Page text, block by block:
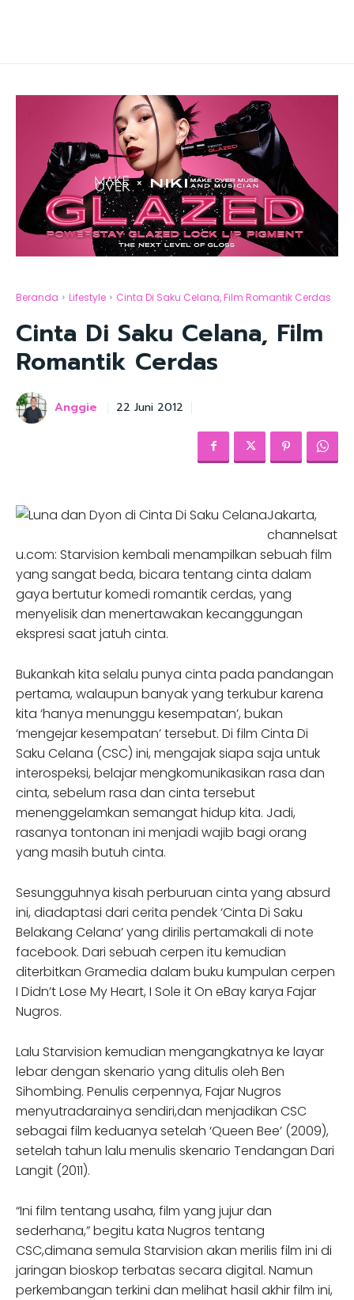
Beranda Lifestyle Cinta Di Saku Celana, Film Romantik Cerdas
Cinta Di Saku Celana, Film
Romantik Cerdas
Anggie 22 Juni 2012
Jakarta,
channelsat
u.com: Starvision kembali menampilkan sebuah film
yang sangat beda, bicara tentang cinta dalam
gaya bertutur komedi romantik cerdas, yang
menyelisik dan menertawakan kecanggungan
ekspresi saat jatuh cinta.
Bukankah kita selalu punya cinta pada pandangan
pertama, walaupun banyak yang terkubur karena
kita ‘hanya menunggu kesempatan’, bukan
‘mengejar kesempatan’ tersebut. Di film Cinta Di
Saku Celana (CSC) ini, mengajak siapa saja untuk
interospeksi, belajar mengkomunikasikan rasa dan
cinta, sebelum rasa dan cinta tersebut
menenggelamkan semangat hidup kita. Jadi,
rasanya tontonan ini menjadi wajib bagi orang
yang masih butuh cinta.
Sesungguhnya kisah perburuan cinta yang absurd
ini, diadaptasi dari cerita pendek ‘Cinta Di Saku
Belakang Celana’ yang dirilis pertamakali di note
facebook. Dari sebuah cerpen itu kemudian
diterbitkan Gramedia dalam buku kumpulan cerpen
I Didn’t Lose My Heart, I Sole it On eBay karya Fajar
Nugros.
Lalu Starvision kemudian mengangkatnya ke layar
lebar dengan skenario yang ditulis oleh Ben
Sihombing. Penulis cerpennya, Fajar Nugros
menyutradarainya sendiri,dan menjadikan CSC
sebagai film keduanya setelah ‘Queen Bee’ (2009),
setelah tahun lalu menulis skenario Tendangan Dari
Langit (2011).
“Ini film tentang usaha, film yang jujur dan
sederhana,” begitu kata Nugros tentang
CSC,dimana semula Starvision akan merilis film ini di
jaringan bioskop terbatas secara digital. Namun
perkembangan terkini dan melihat hasil akhir film ini,